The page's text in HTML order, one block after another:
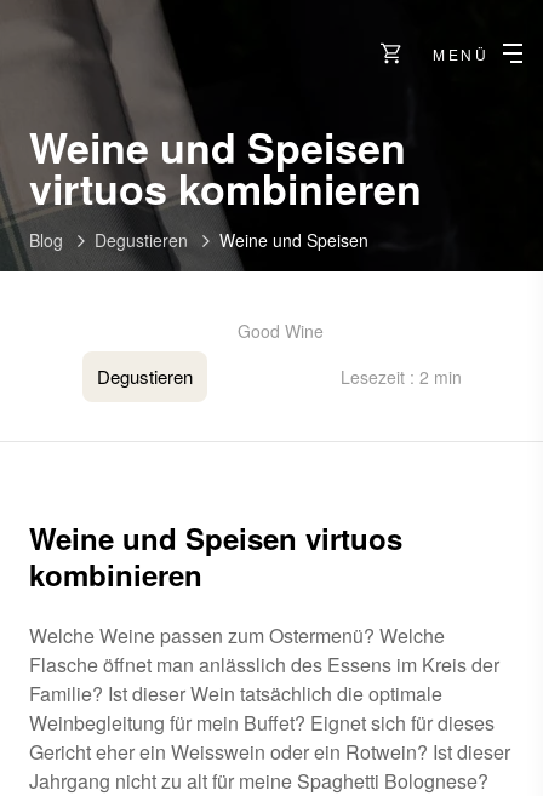
MENÜ
Weine und Speisen
virtuos kombinieren
Blog Degustieren Weine und Speisen
Degustieren Lesezeit : 2 min
Good Wine
Weine und Speisen virtuos
kombinieren
Welche Weine passen zum Ostermenü? Welche
Flasche öffnet man anlässlich des Essens im Kreis der
Familie? Ist dieser Wein tatsächlich die optimale
Weinbegleitung für mein Buffet? Eignet sich für dieses
Gericht eher ein Weisswein oder ein Rotwein? Ist dieser
Jahrgang nicht zu alt für meine Spaghetti Bolognese?